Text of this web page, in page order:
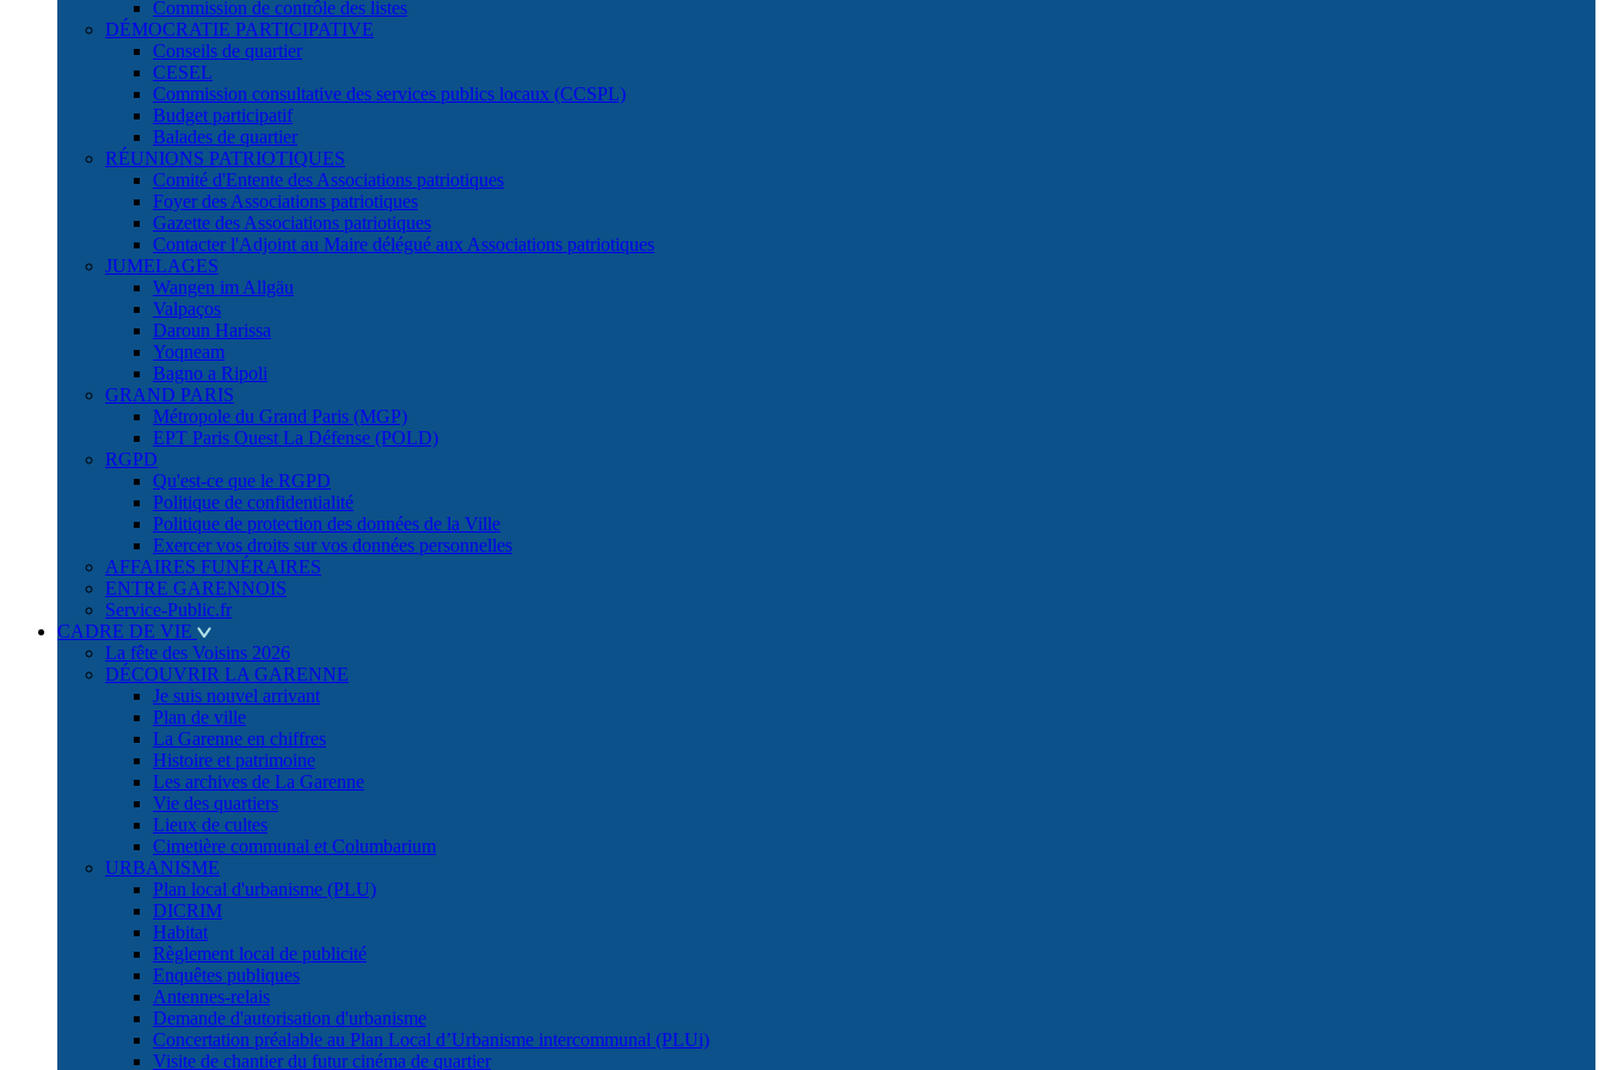
Commission de contrôle des listes
DÉMOCRATIE PARTICIPATIVE
Conseils de quartier
CESEL
Commission consultative des services publics locaux (CCSPL)
Budget participatif
Balades de quartier
RÉUNIONS PATRIOTIQUES
Comité d'Entente des Associations patriotiques
Foyer des Associations patriotiques
Gazette des Associations patriotiques
Contacter l'Adjoint au Maire délégué aux Associations patriotiques
JUMELAGES
Wangen im Allgäu
Valpaços
Daroun Harissa
Yoqneam
Bagno a Ripoli
GRAND PARIS
Métropole du Grand Paris (MGP)
EPT Paris Ouest La Défense (POLD)
RGPD
Qu'est-ce que le RGPD
Politique de confidentialité
Politique de protection des données de la Ville
Exercer vos droits sur vos données personnelles
AFFAIRES FUNÉRAIRES
ENTRE GARENNOIS
Service-Public.fr
CADRE DE VIE
La fête des Voisins 2026
DÉCOUVRIR LA GARENNE
Je suis nouvel arrivant
Plan de ville
La Garenne en chiffres
Histoire et patrimoine
Les archives de La Garenne
Vie des quartiers
Lieux de cultes
Cimetière communal et Columbarium
URBANISME
Plan local d'urbanisme (PLU)
DICRIM
Habitat
Règlement local de publicité
Enquêtes publiques
Antennes-relais
Demande d'autorisation d'urbanisme
Concertation préalable au Plan Local d’Urbanisme intercommunal (PLUi)
Visite de chantier du futur cinéma de quartier